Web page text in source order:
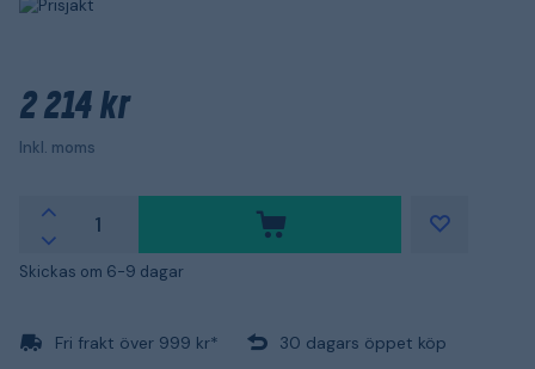
2 214 kr
Inkl. moms
Skickas om 6-9 dagar
Fri frakt över 999 kr* 30 dagars öppet köp